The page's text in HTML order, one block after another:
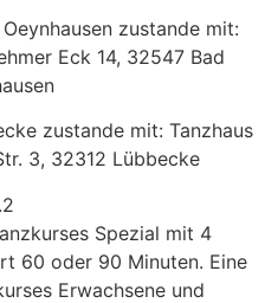
zustande mit:
Eck 14, 32547 Bad
zustande mit: Tanzhaus
3, 32312 Lübbecke
Spezial mit 4
60 oder 90 Minuten. Eine
Erwachsene und